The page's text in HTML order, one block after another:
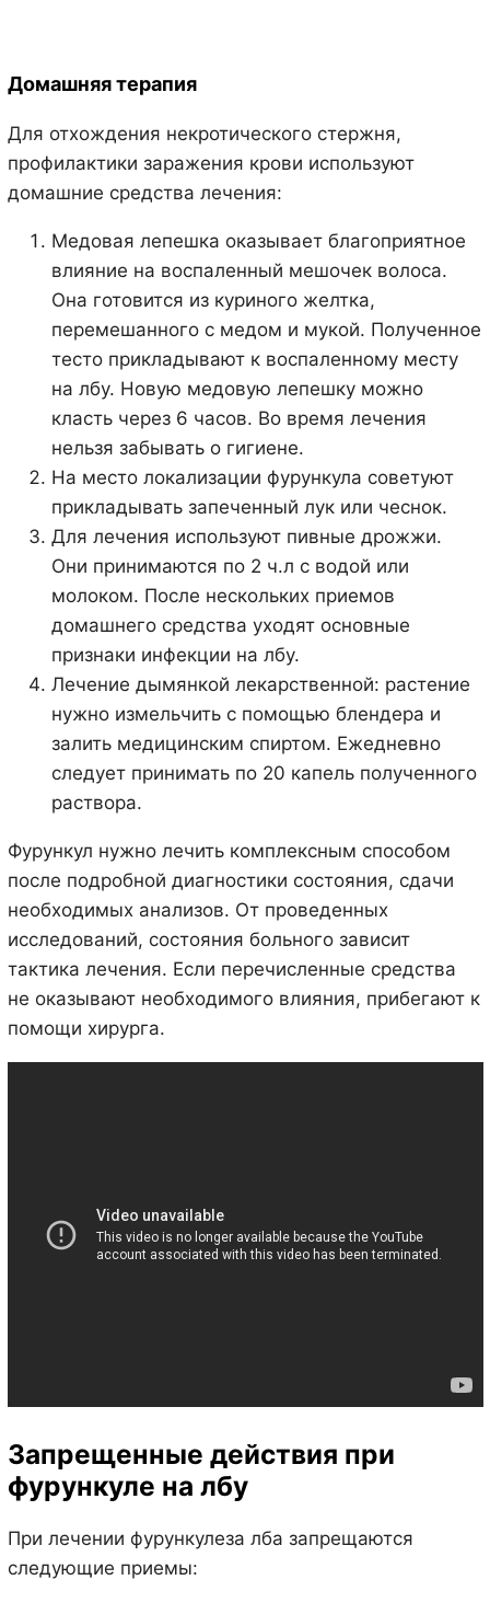
Домашняя терапия
Для отхождения некротического стержня,
профилактики заражения крови используют
домашние средства лечения:
Медовая лепешка оказывает благоприятное
влияние на воспаленный мешочек волоса.
Она готовится из куриного желтка,
перемешанного с медом и мукой. Полученное
тесто прикладывают к воспаленному месту
на лбу. Новую медовую лепешку можно
класть через 6 часов. Во время лечения
нельзя забывать о гигиене.
На место локализации фурункула советуют
прикладывать запеченный лук или чеснок.
Для лечения используют пивные дрожжи.
Они принимаются по 2 ч.л с водой или
молоком. После нескольких приемов
домашнего средства уходят основные
признаки инфекции на лбу.
Лечение дымянкой лекарственной: растение
нужно измельчить с помощью блендера и
залить медицинским спиртом. Ежедневно
следует принимать по 20 капель полученного
раствора.
Фурункул нужно лечить комплексным способом
после подробной диагностики состояния, сдачи
необходимых анализов. От проведенных
исследований, состояния больного зависит
тактика лечения. Если перечисленные средства
не оказывают необходимого влияния, прибегают к
помощи хирурга.
Запрещенные действия при
фурункуле на лбу
При лечении фурункулеза лба запрещаются
следующие приемы: